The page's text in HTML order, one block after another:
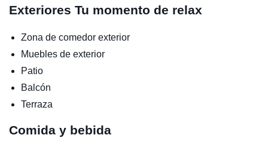
Exteriores Tu momento de relax
Zona de comedor exterior
Muebles de exterior
Patio
Balcón
Terraza
Comida y bebida